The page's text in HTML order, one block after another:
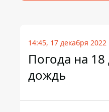
14:45, 17 декабря 2022
Погода на
дождь